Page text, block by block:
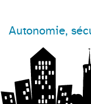
Autonomie,